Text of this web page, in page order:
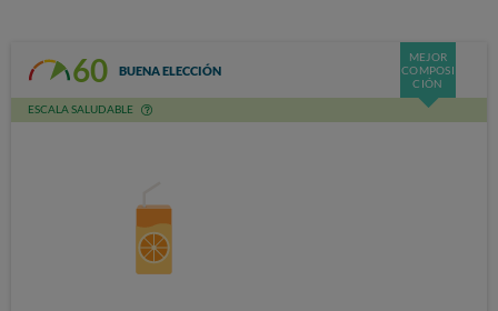
60 BUENA ELECCIÓN
MEJOR
COMPOSI
CIÓN
ESCALA SALUDABLE